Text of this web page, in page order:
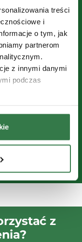
treści
i
o tym, jak
partnerom
z innymi danymi
podczas
i odkryj
ograniczać
rozwój
dla gospodarstw,
i
zobacz
z